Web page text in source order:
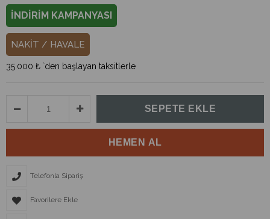
İNDİRİM KAMPANYASI
NAKİT / HAVALE
35.000 ₺ `den başlayan taksitlerle
Telefonla Sipariş
Favorilere Ekle